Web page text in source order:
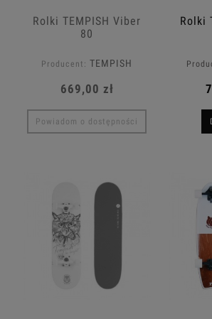
Rolki TEMPISH Viber
80
Producent: TEMPISH
669,00 zł
Powiadom o dostępności
Rolki